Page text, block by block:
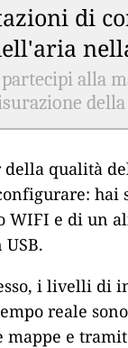
di
alla
qualità
hai
WIFI e di un
i livelli di
reale
e